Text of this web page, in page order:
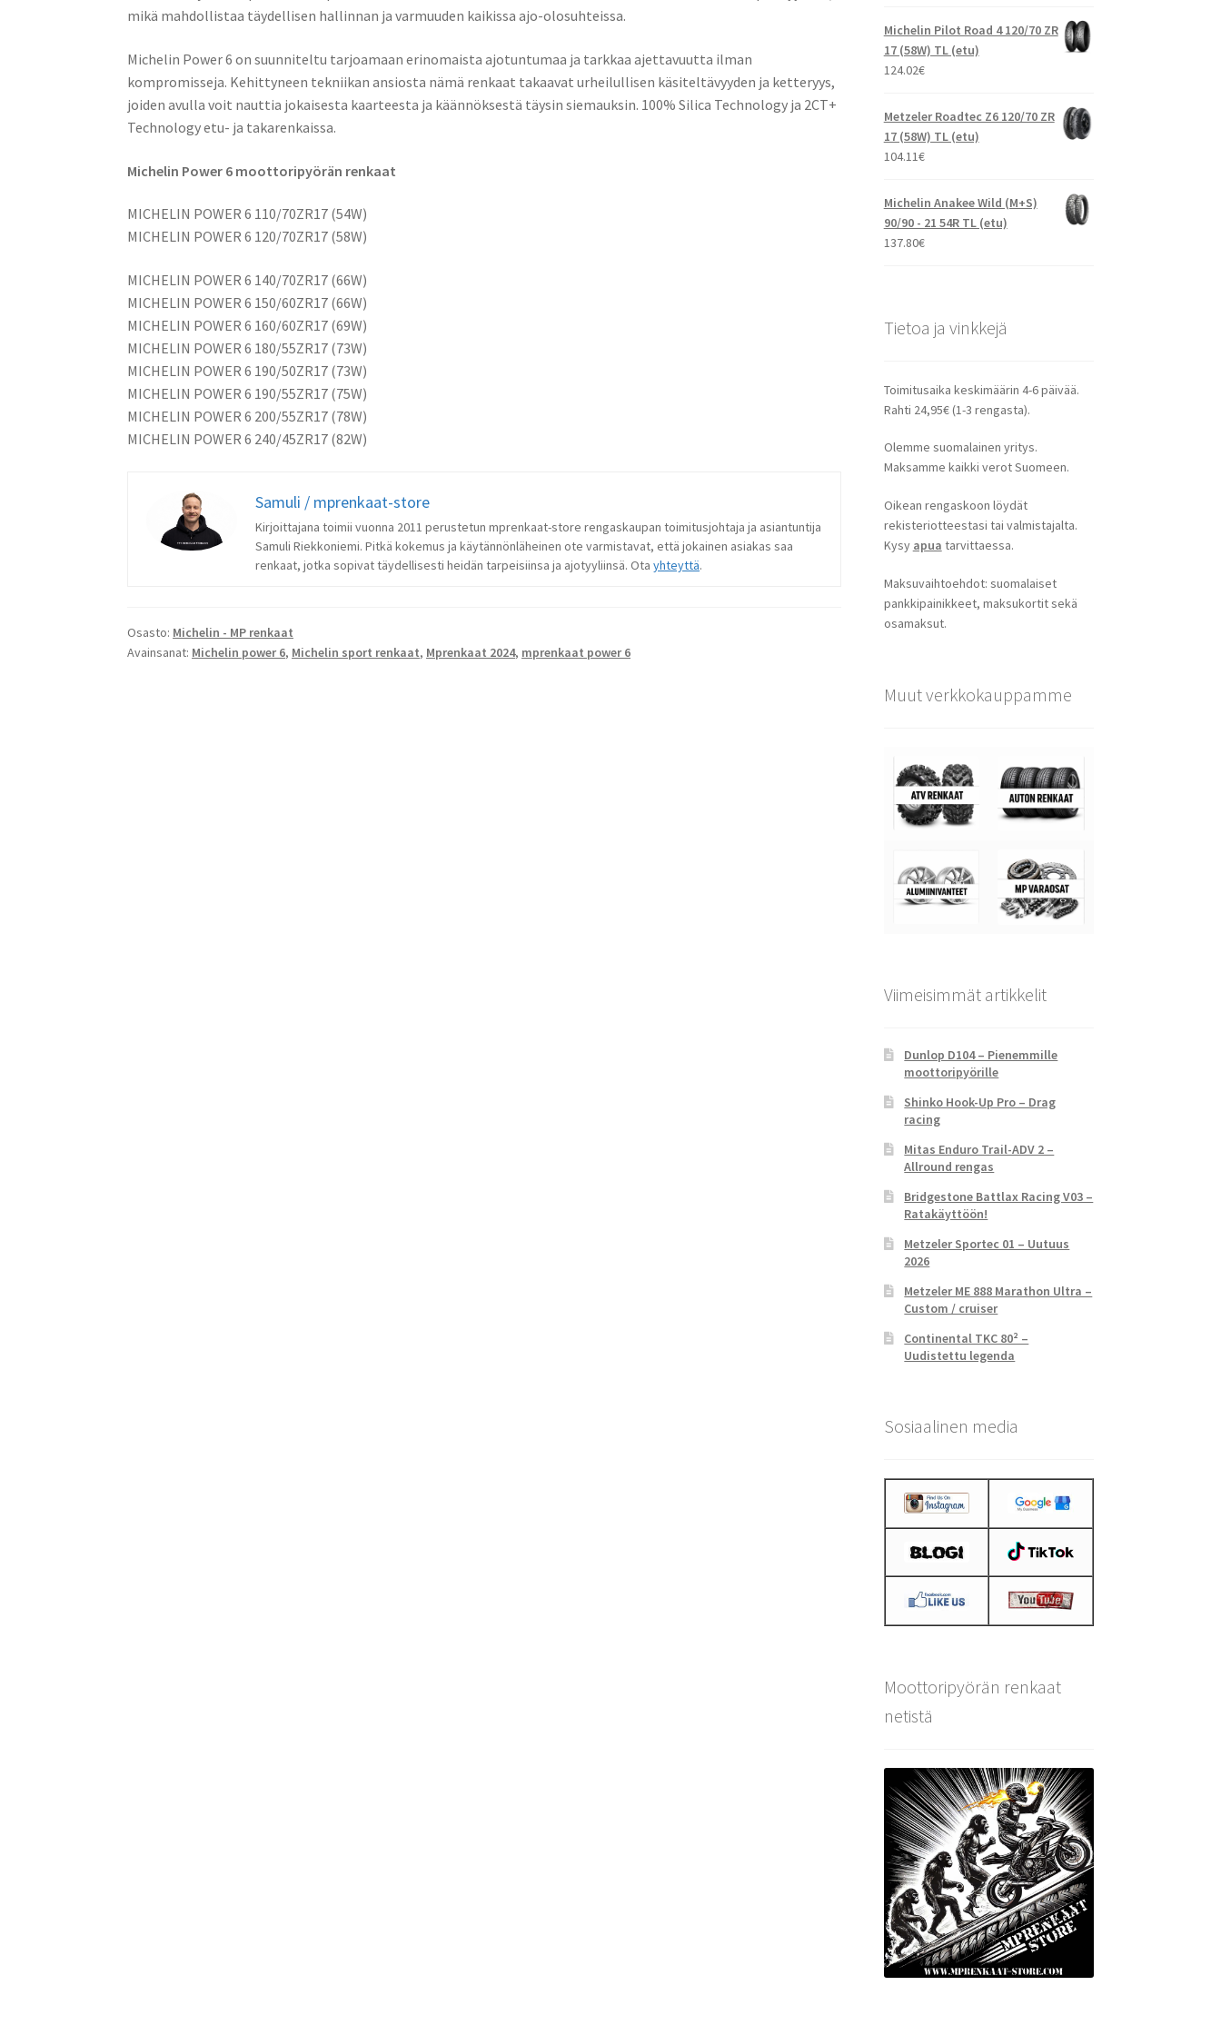
mikä mahdollistaa täydellisen hallinnan ja varmuuden kaikissa ajo-olosuhteissa.
Michelin Power 6 on suunniteltu tarjoamaan erinomaista ajotuntumaa ja tarkkaa ajettavuutta ilman
kompromisseja. Kehittyneen tekniikan ansiosta nämä renkaat takaavat urheilullisen käsiteltävyyden ja ketteryys,
joiden avulla voit nauttia jokaisesta kaarteesta ja käännöksestä täysin siemauksin. 100% Silica Technology ja 2CT+
Technology etu- ja takarenkaissa.
Michelin Power 6 moottoripyörän renkaat
MICHELIN POWER 6 110/70ZR17 (54W)
MICHELIN POWER 6 120/70ZR17 (58W)
MICHELIN POWER 6 140/70ZR17 (66W)
MICHELIN POWER 6 150/60ZR17 (66W)
MICHELIN POWER 6 160/60ZR17 (69W)
MICHELIN POWER 6 180/55ZR17 (73W)
MICHELIN POWER 6 190/50ZR17 (73W)
MICHELIN POWER 6 190/55ZR17 (75W)
MICHELIN POWER 6 200/55ZR17 (78W)
MICHELIN POWER 6 240/45ZR17 (82W)
Samuli / mprenkaat-store
Kirjoittajana toimii vuonna 2011 perustetun mprenkaat-store rengaskaupan toimitusjohtaja ja asiantuntija
Samuli Riekkoniemi. Pitkä kokemus ja käytännönläheinen ote varmistavat, että jokainen asiakas saa
renkaat, jotka sopivat täydellisesti heidän tarpeisiinsa ja ajotyyliinsä. Otayhteyttä.
Osasto: Michelin - MP renkaat
Avainsanat: Michelin power 6, Michelin sport renkaat, Mprenkaat 2024, mprenkaat power 6
Michelin Pilot Road 4 120/70 ZR
17 (58W) TL (etu)
124.02€
Metzeler Roadtec Z6 120/70 ZR
17 (58W) TL (etu)
104.11€
Michelin Anakee Wild (M+S)
90/90 - 21 54R TL (etu)
137.80€
Tietoa ja vinkkejä
Toimitusaika keskimäärin 4-6 päivää.
Rahti 24,95€ (1-3 rengasta).
Olemme suomalainen yritys.
Maksamme kaikki verot Suomeen.
Oikean rengaskoon löydät
rekisteriotteestasi tai valmistajalta.
Kysy apua tarvittaessa.
Maksuvaihtoehdot: suomalaiset
pankkipainikkeet, maksukortit sekä
osamaksut.
Muut verkkokauppamme
Viimeisimmät artikkelit
Dunlop D104 – Pienemmille
moottoripyörille
Shinko Hook-Up Pro – Drag
racing
Mitas Enduro Trail-ADV 2 –
Allround rengas
Bridgestone Battlax Racing V03 –
Ratakäyttöön!
Metzeler Sportec 01 – Uutuus
2026
Metzeler ME 888 Marathon Ultra –
Custom / cruiser
Continental TKC 80² –
Uudistettu legenda
Sosiaalinen media
Moottoripyörän renkaat
netistä